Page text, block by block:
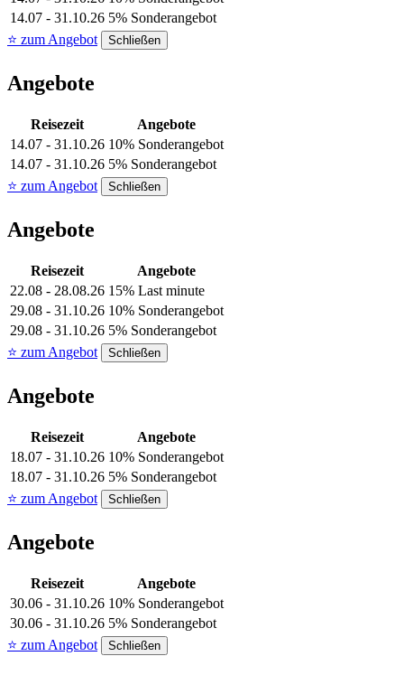
14.07 - 31.10.26 5% Sonderangebot
⭐ zum Angebot
Schließen
Angebote
Reisezeit
Angebote
14.07 - 31.10.26 10% Sonderangebot
14.07 - 31.10.26 5% Sonderangebot
⭐ zum Angebot
Schließen
Angebote
Reisezeit
Angebote
22.08 - 28.08.26 15% Last minute
29.08 - 31.10.26 10% Sonderangebot
29.08 - 31.10.26 5% Sonderangebot
⭐ zum Angebot
Schließen
Angebote
Reisezeit
Angebote
18.07 - 31.10.26 10% Sonderangebot
18.07 - 31.10.26 5% Sonderangebot
⭐ zum Angebot
Schließen
Angebote
Reisezeit
Angebote
30.06 - 31.10.26 10% Sonderangebot
30.06 - 31.10.26 5% Sonderangebot
⭐ zum Angebot
Schließen